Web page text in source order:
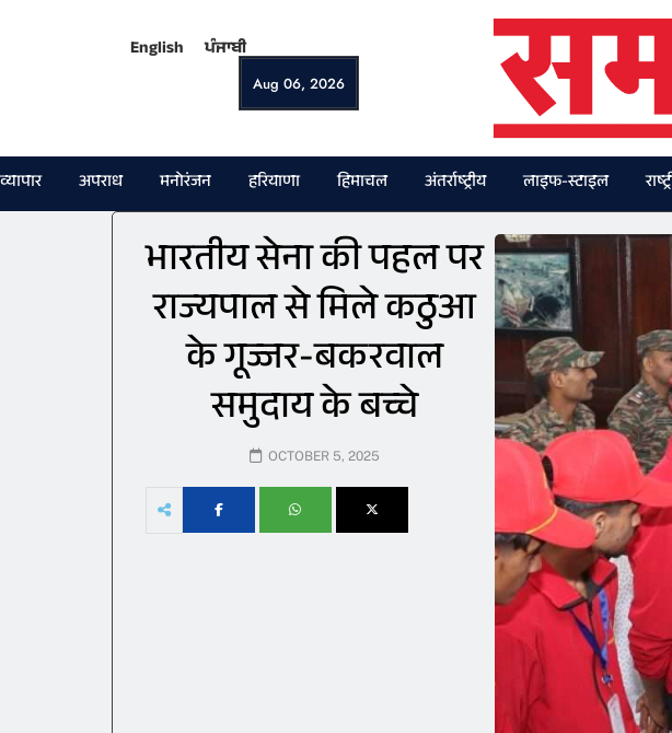
English ਪੰਜਾਬੀ
Aug 06, 2026
व्यापार अपराध मनोरंजन हरियाणा हिमाचल अंतर्राष्ट्रीय लाइफ-स्टाइल
भारतीय सेना की पहल पर
राज्यपाल से मिले कठुआ
के गूज्जर-बकरवाल
समुदाय के बच्चे
OCTOBER 5, 2025